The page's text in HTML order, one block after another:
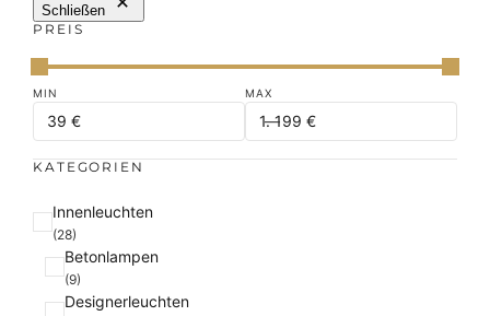
Schließen
PREIS
KATEGORIEN
K
a
Innenleuchten
(28)
Betonlampen
(9)
Designerleuchten